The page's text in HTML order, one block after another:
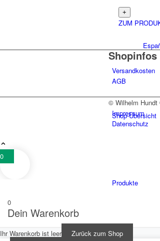
Shop-Übersicht
Produkte
ZUM
Shopinfos
Versandkosten
AGB
© Wilhelm Hundt
Impressum
Datenschutz
0
0
Dein Warenkorb
Ihr Warenkorb ist leer Zurück zum Shop